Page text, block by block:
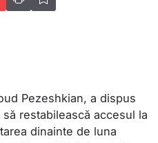
Pezeshkian, a dispus
restabilească accesul la
dinainte de luna